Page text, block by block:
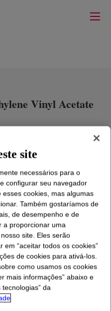
Vinyl Acetate
Vinyl Acetate
resin for use in
index is consistent
distribution is controlled
site
necessários para o
configurar seu navegador
cookies, mas algumas
Também gostaríamos de
de desempenho e de
a proporcionar uma
site. Eles serão
em “aceitar todos os cookies”
de cookies para ativá-los.
como usamos os cookies
mais informações” abaixo e
da